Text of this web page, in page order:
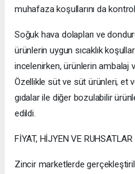
muhafaza koşullarını da
Soğuk hava dolapları ve
ürünlerin uygun sıcaklık
incelenirken, ürünlerin ambalaj
Özellikle süt ve süt ürünleri, et
gıdalar ile diğer bozulabilir
edildi.
FİYAT, HİJYEN VE
Zincir marketlerde